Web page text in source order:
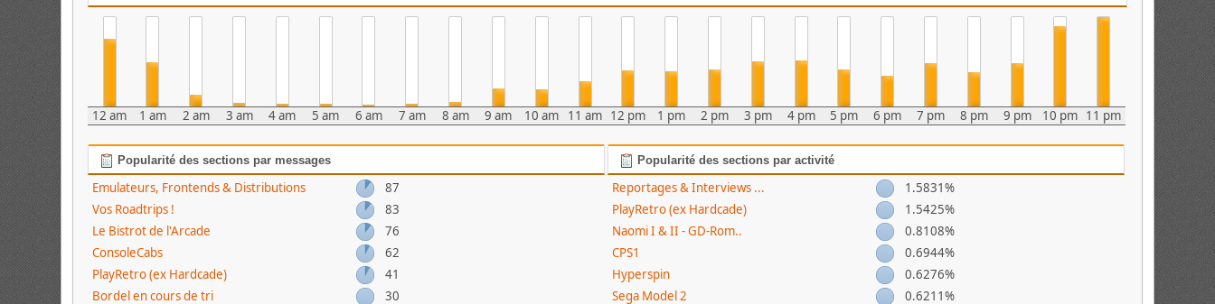
12 am 1 am 2 am 3 am 4 am 5 am 6 am 7 am 8 am 9 am 10 am 11 am 12 pm 1 pm 2 pm 3 pm 4 pm 5 pm 6 pm 7 pm 8 pm 9 pm 10 pm 11 pm
Popularité des sections par messages
Emulateurs, Frontends & Distributions
87
Vos Roadtrips !
83
Le Bistrot de l'Arcade
76
ConsoleCabs
62
PlayRetro (ex Hardcade)
41
Bordel en cours de tri
30
Popularité des sections par activité
Reportages & Interviews ...
1.5831%
PlayRetro (ex Hardcade)
1.5425%
Naomi I & II - GD-Rom..
0.8108%
CPS1
0.6944%
Hyperspin
0.6276%
Sega Model 2
0.6211%